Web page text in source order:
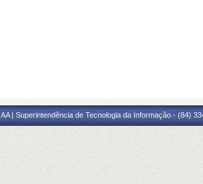
| Superintendência de Tecnologia da Informação - (84)